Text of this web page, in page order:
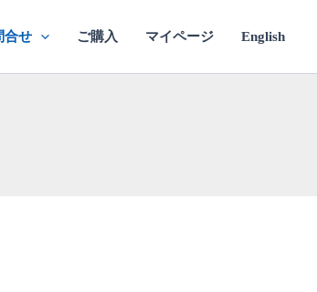
合せ ご購入 マイページ English